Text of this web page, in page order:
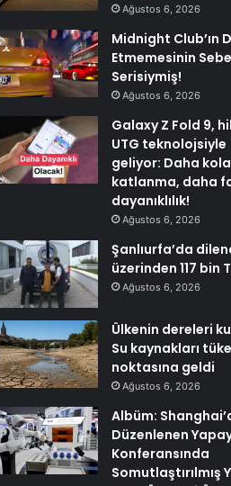
Ağustos 6, 2026
Midnight Club’ın
Etmemesinin
Serisiymiş!
Ağustos 6, 2026
Galaxy Z Fold 9,
UTG teknolojsiyle
geliyor: Daha
katlanma, daha
dayanıklılık!
Ağustos 6, 2026
Şanlıurfa’da
üzerinden 117 bin
Ağustos 6, 2026
Ülkenin dereleri
Su kaynakları
noktasına geldi
Ağustos 6, 2026
Albüm:
Düzenlenen
Konferansında
Somutlaştırılmış